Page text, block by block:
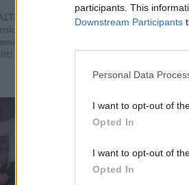
participants. This
Downstream Participants
Personal Data
I want to opt-out of
Opted In
I want to opt-out of
Opted In
Sliriga
och
De byggde
Hej, hallå Jonas H
första svenska
Writers.